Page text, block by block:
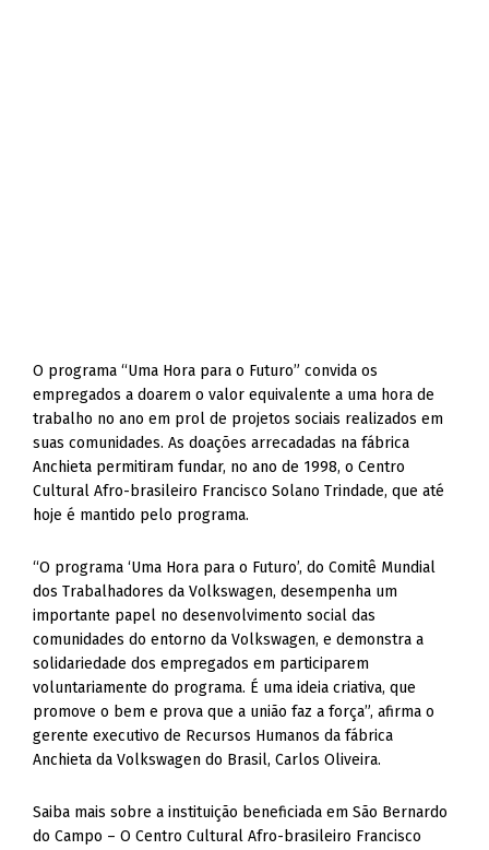
O programa “Uma Hora para o Futuro” convida os
empregados a doarem o valor equivalente a uma hora de
trabalho no ano em prol de projetos sociais realizados em
suas comunidades. As doações arrecadadas na fábrica
Anchieta permitiram fundar, no ano de 1998, o Centro
Cultural Afro-brasileiro Francisco Solano Trindade, que até
hoje é mantido pelo programa.
“O programa ‘Uma Hora para o Futuro’, do Comitê Mundial
dos Trabalhadores da Volkswagen, desempenha um
importante papel no desenvolvimento social das
comunidades do entorno da Volkswagen, e demonstra a
solidariedade dos empregados em participarem
voluntariamente do programa. É uma ideia criativa, que
promove o bem e prova que a união faz a força”, afirma o
gerente executivo de Recursos Humanos da fábrica
Anchieta da Volkswagen do Brasil, Carlos Oliveira.
Saiba mais sobre a instituição beneficiada em São Bernardo
do Campo – O Centro Cultural Afro-brasileiro Francisco